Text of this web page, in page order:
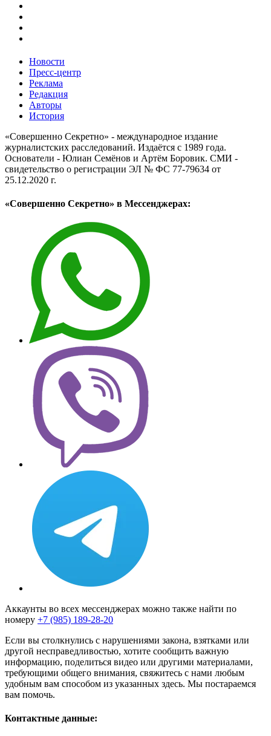
Новости
Пресс-центр
Реклама
Редакция
Авторы
История
«Совершенно Секретно» - международное издание
журналистских расследований. Издаётся с 1989 года.
Основатели - Юлиан Семёнов и Артём Боровик. CМИ -
свидетельство о регистрации ЭЛ № ФС 77-79634 от
25.12.2020 г.
«Совершенно Секретно» в Мессенджерах:
Аккаунты во всех мессенджерах можно также найти по
номеру +7 (985) 189-28-20
Если вы столкнулись с нарушениями закона, взятками или
другой несправедливостью, хотите сообщить важную
информацию, поделиться видео или другими материалами,
требующими общего внимания, свяжитесь с нами любым
удобным вам способом из указанных здесь. Мы постараемся
вам помочь.
Контактные данные: